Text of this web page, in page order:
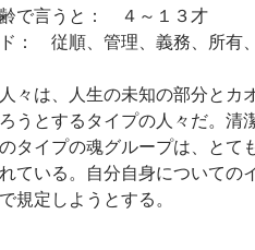
で言うと： ４～１３才
： 従順、管理、義務、所有
々は、人生の未知の部分とカ
うとするタイプの人々だ。清
タイプの魂グループは、とて
ている。自分自身についての
規定しようとする。